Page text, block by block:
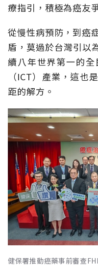
療指引，積極為癌友
從慢性病預防，到癌
盾，莫過於台灣引
續八年世界第一的
（ICT）產業，這也
距的解方。
健保署推動癌藥事前審查